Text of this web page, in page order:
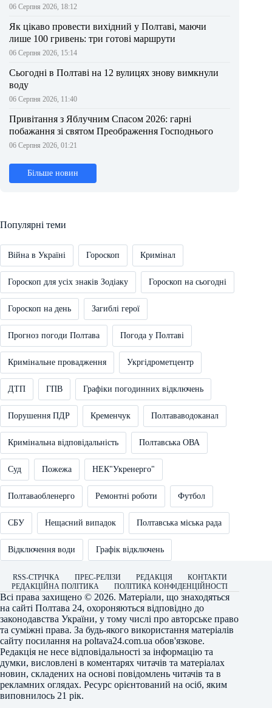
06 Серпня 2026, 18:12
Як цікаво провести вихідний у Полтаві, маючи
лише 100 гривень: три готові маршрути
06 Серпня 2026, 15:14
Сьогодні в Полтаві на 12 вулицях знову вимкнули
воду
06 Серпня 2026, 11:40
Привітання з Яблучним Спасом 2026: гарні
побажання зі святом Преображення Господнього
06 Серпня 2026, 01:21
Більше новин
Популярні теми
Війна в Україні Гороскоп Кримінал
Гороскоп для усіх знаків Зодіаку Гороскоп на сьогодні
Гороскоп на день Загиблі герої
Прогноз погоди Полтава Погода у Полтаві
Кримінальне провадження Укргідрометцентр
ДТП ГПВ Графіки погодинних відключень
Порушення ПДР Кременчук Полтававодоканал
Кримінальна відповідальність Полтавська ОВА
Суд Пожежа НЕК"Укренерго"
Полтаваобленерго Ремонтні роботи Футбол
СБУ Нещасний випадок Полтавська міська рада
Відключення води Графік відключень
RSS-СТРІЧКА ПРЕС-РЕЛІЗИ РЕДАКЦІЯ
КОНТАКТИ
РЕДАКЦІЙНА ПОЛІТИКА
ПОЛІТИКА КОНФІДЕНЦІЙНОСТІ
Всі права захищено © 2026. Матеріали, що знаходяться
на сайті Полтава 24, охороняються відповідно до
законодавства України, у тому числі про авторське право
та суміжні права. За будь-якого використання матеріалів
сайту посилання на poltava24.com.ua обов'язкове.
Редакція не несе відповідальності за інформацію та
думки, висловлені в коментарях читачів та матеріалах
новин, складених на основі повідомлень читачів та в
рекламних оглядах. Ресурс орієнтований на осіб, яким
виповнилось 21 рік.